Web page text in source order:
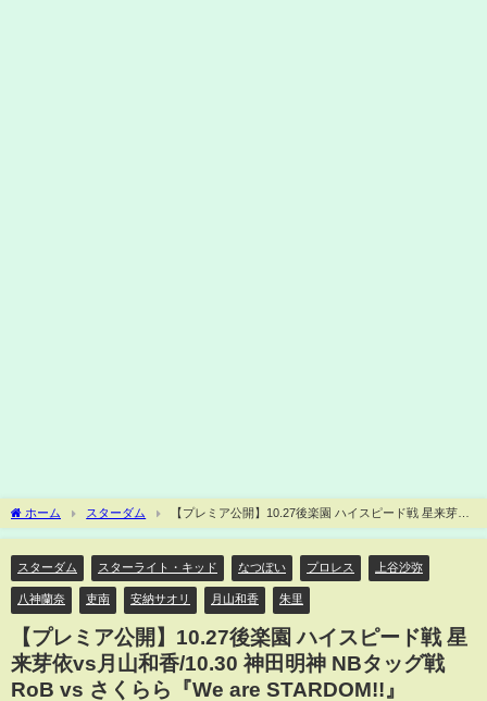
ホーム スターダム
【プレミア公開】10.27後楽園 ハイスピード戦 星来芽依
vs月山和香/10.30 神田明神 NBタッグ戦 RoB vs さくらら『We are STARDOM!!』
スターダム
スターライト・キッド なつぽい プロレス 上谷沙弥
八神蘭奈 吏南 安納サオリ 月山和香 朱里
【プレミア公開】10.27後楽園 ハイスピード戦 星
来芽依vs月山和香/10.30 神田明神 NBタッグ戦
RoB vs さくらら『We are STARDOM!!』